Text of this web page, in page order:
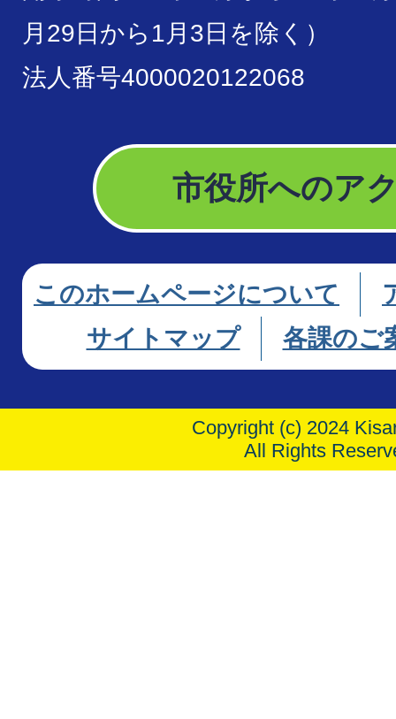
月29日から1月3日を除く）
法人番号4000020122068
市役所へのア
このホームページについて
サイトマップ
各課のご
Copyright (c) 2024
All Rights